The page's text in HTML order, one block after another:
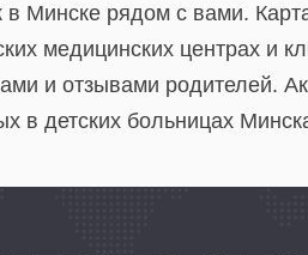
в Минске рядом с вами.
медицинских центрах и
и отзывами родителей.
в детских больницах